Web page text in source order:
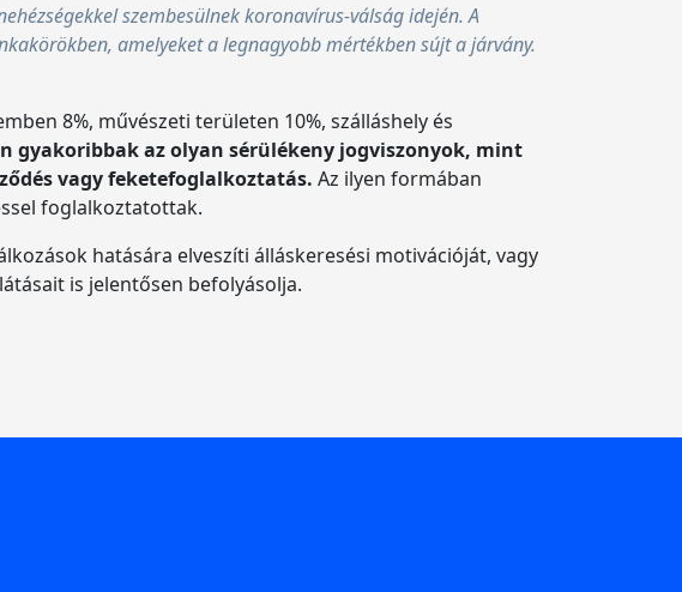
szembesülnek koronavírus-válság idején. A
amelyeket a legnagyobb mértékben sújt a járvány.
8%, művészeti területen 10%, szálláshely és
gyakoribbak az olyan sérülékeny jogviszonyok, mint
vagy feketefoglalkoztatás. Az ilyen formában
foglalkoztatottak.
hatására elveszíti álláskeresési motivációját, vagy
is jelentősen befolyásolja.